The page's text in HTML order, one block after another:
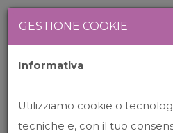
GESTIONE COOKIE
Informativa
Utilizziamo cookie o
tecniche e, con il tuo